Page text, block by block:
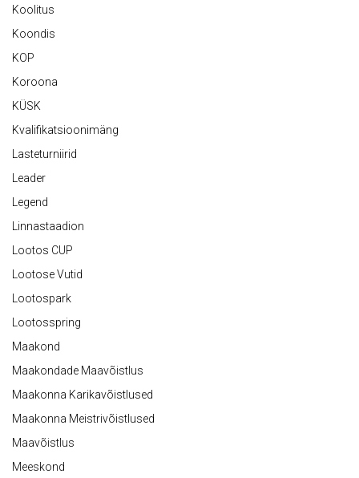
Koolitus
Koondis
KOP
Koroona
KÜSK
Kvalifikatsioonimäng
Lasteturniirid
Leader
Legend
Linnastaadion
Lootos CUP
Lootose Vutid
Lootospark
Lootosspring
Maakond
Maakondade Maavõistlus
Maakonna Karikavõistlused
Maakonna Meistrivõistlused
Maavõistlus
Meeskond